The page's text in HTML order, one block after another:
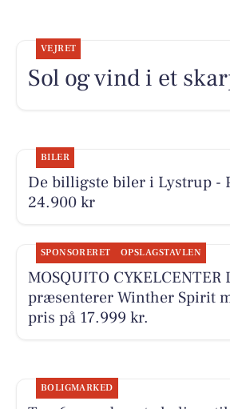
VEJRET
Sol og vind i et
BILER
De billigste biler i Lystrup -
24.900 kr
SPONSORERET OPSLAGSTAVLEN
MOSQUITO CYKELCENTER
præsenterer Winther Spirit
pris på 17.999 kr.
BOLIGMARKED